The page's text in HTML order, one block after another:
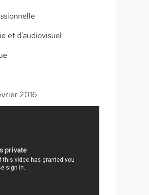
et d'audiovisuel
2016